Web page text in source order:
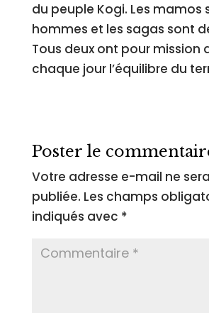
du peuple Kogi. Les mamos
hommes et les sagas sont
Tous deux ont pour mission
chaque jour l’équilibre du
Poster le
Votre adresse e-mail ne
publiée. Les champs
indiqués avec *